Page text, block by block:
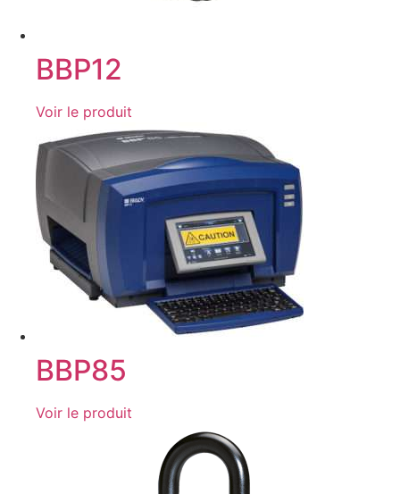
BBP12
Voir le produit
BBP85
Voir le produit